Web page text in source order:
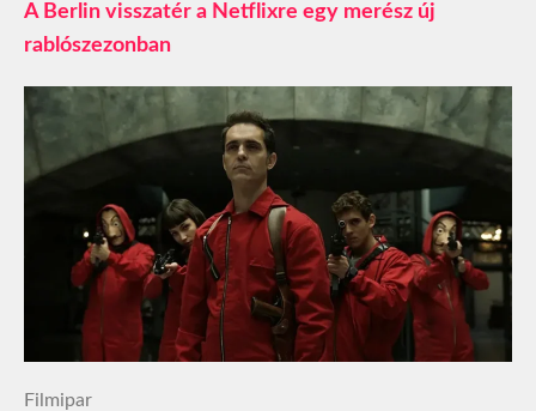
A Berlin visszatér a Netflixre egy merész új
rablószezonban
Filmipar